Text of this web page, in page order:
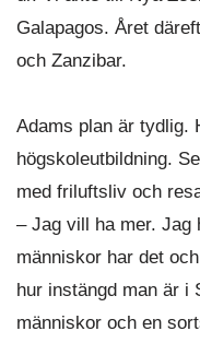
Galapagos. Året
och Zanzibar.
Adams plan är tydlig.
högskoleutbildning.
med friluftsliv och
– Jag vill ha mer. Jag
människor har det
hur instängd man är i
människor och en